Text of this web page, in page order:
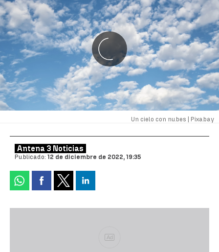
Un cielo con nubes | Pixabay
Antena 3 Noticias
Publicado: 12 de diciembre de 2022, 19:35
Ad